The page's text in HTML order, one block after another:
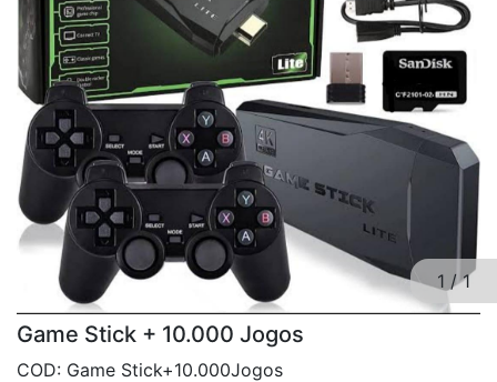
1 /1
Game Stick + 10.000 Jogos
COD: Game Stick+10.000Jogos